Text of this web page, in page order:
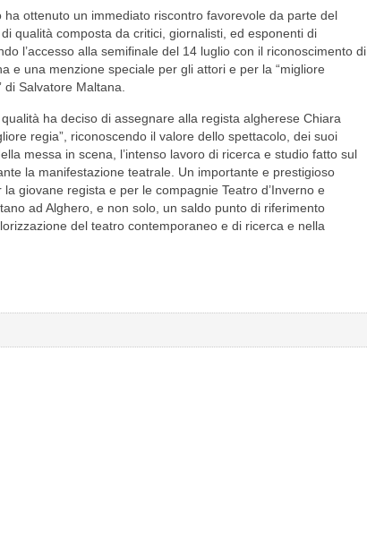
ottenuto un immediato riscontro favorevole da parte del
qualità composta da critici, giornalisti, ed esponenti di
l’accesso alla semifinale del 14 luglio con il riconoscimento di
e una menzione speciale per gli attori e per la “migliore
Salvatore Maltana.
ha deciso di assegnare alla regista algherese Chiara
regia”, riconoscendo il valore dello spettacolo, dei suoi
messa in scena, l’intenso lavoro di ricerca e studio fatto sul
la manifestazione teatrale.
Un importante e prestigioso
giovane regista e per le compagnie Teatro d’Inverno e
ad Alghero, e non solo, un saldo punto di riferimento
del teatro contemporaneo e di ricerca e nella